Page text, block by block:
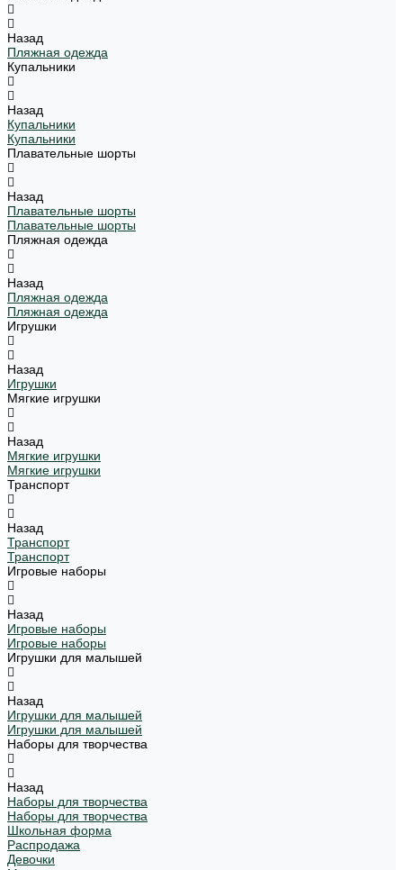
Назад
Пляжная одежда
Купальники
Назад
Купальники
Купальники
Плавательные шорты
Назад
Плавательные шорты
Плавательные шорты
Пляжная одежда
Назад
Пляжная одежда
Пляжная одежда
Игрушки
Назад
Игрушки
Мягкие игрушки
Назад
Мягкие игрушки
Мягкие игрушки
Транспорт
Назад
Транспорт
Транспорт
Игровые наборы
Назад
Игровые наборы
Игровые наборы
Игрушки для малышей
Назад
Игрушки для малышей
Игрушки для малышей
Наборы для творчества
Назад
Наборы для творчества
Наборы для творчества
Школьная форма
Распродажа
Девочки